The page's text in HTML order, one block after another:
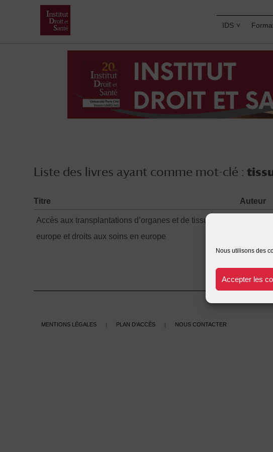
Nous utilisons des
Accepter les
IDS
Liste des livres ayant comme mot-clé :
Titre Auteur
Accès aux transplantations d’organes et de tissus en
europe et droits aux soins en europe
Mentions légales | Plan d'accès | Nous contacter